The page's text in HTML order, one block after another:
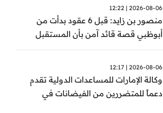
2026-08-06 | 12:22
منصور بن زايد: قبل 6 عقود بدأت من
أبوظبي قصة قائد آمن بأن المستقبل
يُصنع بالإرادة والعمل
2026-08-06 | 12:17
وكالة الإمارات للمساعدات الدولية تقدم
دعماً للمتضررين من الفيضانات في